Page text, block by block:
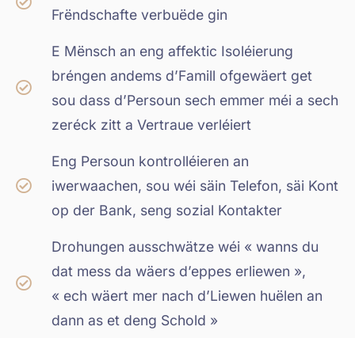
Frëndschafte verbuëde gin
E Mënsch an eng affektic Isoléierung
bréngen andems d’Famill ofgewäert get
sou dass d’Persoun sech emmer méi a sech
zeréck zitt a Vertraue verléiert
Eng Persoun kontrolléieren an
iwerwaachen, sou wéi säin Telefon, säi Kont
op der Bank, seng sozial Kontakter
Drohungen ausschwätze wéi « wanns du
dat mess da wäers d’eppes erliewen »,
« ech wäert mer nach d’Liewen huëlen an
dann as et deng Schold »